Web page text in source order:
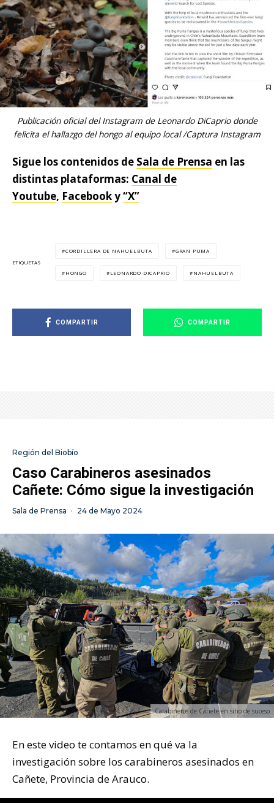
Publicación oficial del Instagram de Leonardo DiCaprio donde
felicita el hallazgo del hongo al equipo local /Captura Instagram
Sigue los contenidos de Sala de Prensa en las
distintas plataformas: Canal de
Youtube, Facebooky“X”
ETIQUETAS
CORDILLERA DE NAHUELBUTA GRAN PUMA
HONGO LEONARDO DICAPRIO NAHUELBUTA
COMPARTIR COMPARTIR
Región del Biobío
Caso Carabineros asesinados
Cañete: Cómo sigue la investigación
Sala de Prensa · 24 de Mayo 2024
Carabineros de Cañete en sitio de suceso
En este video te contamos en qué va la
investigación sobre los carabineros asesinados en
Cañete, Provincia de Arauco.